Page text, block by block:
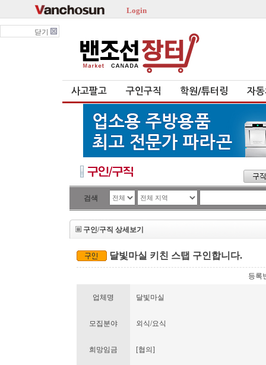
Login
닫기
사고팔고 구인구직 학원/튜터링 자
검색
구인/구직 상세보기
달빛마실 키친 스탭 구인합니다.
등록
업체명 달빛마실
모집분야 외식/요식
희망임금 [협의]